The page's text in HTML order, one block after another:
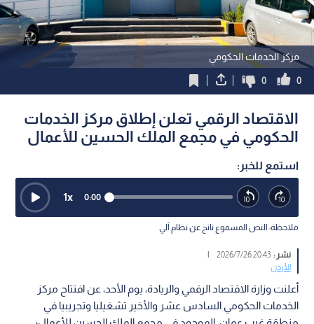
مركز الخدمات الحكومي
0
0
الاقتصاد الرقمي تعلن إطلاق مركز الخدمات
الحكومي في مجمع الملك الحسين للأعمال
استمع للخبر:
0:00
1x
ملاحظة: النص المسموع ناتج عن نظام آلي
نشر :20:43 2026/7/26
|
الأردن
أعلنت وزارة الاقتصاد الرقمي والريادة، يوم الأحد، عن افتتاح مركز
الخدمات الحكومي السادس عشر والأخير تشغيليا وتجريبيا في